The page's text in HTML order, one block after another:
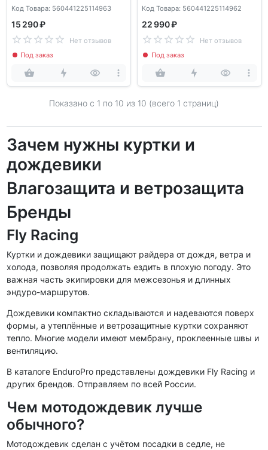
Код Товара: 560441225114963
15 290 ₽
Нет отзывов
Под заказ
Код Товара: 560441225114962
22 990 ₽
Нет отзывов
Под заказ
Показано с 1 по 10 из 10 (всего 1 страниц)
Зачем нужны куртки и
дождевики
Влагозащита и ветрозащита
Бренды
Fly Racing
Куртки и дождевики защищают райдера от дождя, ветра и
холода, позволяя продолжать ездить в плохую погоду. Это
важная часть экипировки для межсезонья и длинных
эндуро-маршрутов.
Дождевики компактно складываются и надеваются поверх
формы, а утеплённые и ветрозащитные куртки сохраняют
тепло. Многие модели имеют мембрану, проклеенные швы и
вентиляцию.
В каталоге EnduroPro представлены дождевики Fly Racing и
других брендов. Отправляем по всей России.
Чем мотодождевик лучше
обычного?
Мотодождевик сделан с учётом посадки в седле, не